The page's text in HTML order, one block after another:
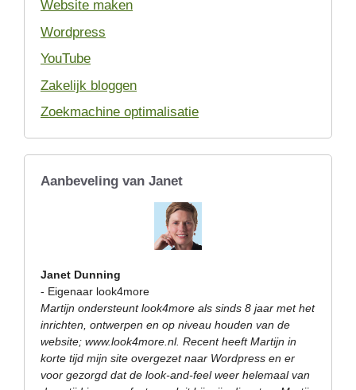
Website maken
Wordpress
YouTube
Zakelijk bloggen
Zoekmachine optimalisatie
Aanbeveling van Janet
Janet Dunning
- Eigenaar look4more
Martijn ondersteunt look4more als sinds 8 jaar met het
inrichten, ontwerpen en op niveau houden van de
website; www.look4more.nl. Recent heeft Martijn in
korte tijd mijn site overgezet naar Wordpress en er
voor gezorgd dat de look-and-feel weer helemaal van